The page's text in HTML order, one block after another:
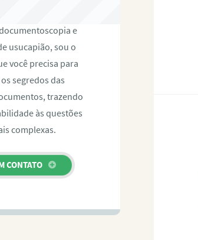
e
usucapião, sou o
você precisa para
segredos das
trazendo
às questões
complexas.
CONTATO